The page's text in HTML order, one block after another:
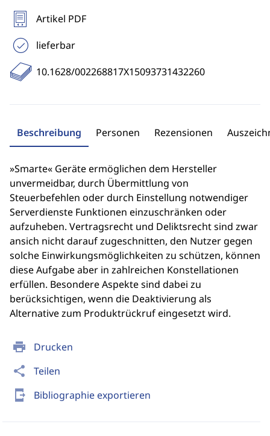
print Drucken
share Teilen
send_to_mobile Bibliographie exportieren
Artikel PDF
lieferbar
10.1628/002268817X15093731432260
Beschreibung Personen Rezensionen
»Smarte« Geräte ermöglichen dem Hersteller
unvermeidbar, durch Übermittlung von
Steuerbefehlen oder durch Einstellung notwendiger
Serverdienste Funktionen einzuschränken oder
aufzuheben. Vertragsrecht und Deliktsrecht sind zwar
ansich nicht darauf zugeschnitten, den Nutzer gegen
solche Einwirkungsmöglichkeiten zu schützen, können
diese Aufgabe aber in zahlreichen Konstellationen
erfüllen. Besondere Aspekte sind dabei zu
berücksichtigen, wenn die Deaktivierung als
Alternative zum Produktrückruf eingesetzt wird.